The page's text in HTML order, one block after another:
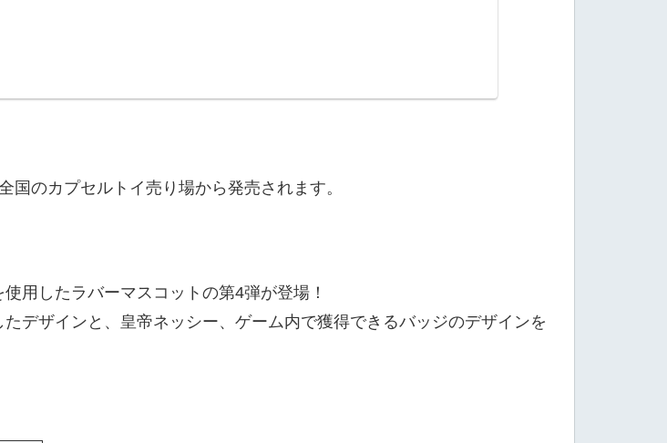
国のカプセルトイ売り場から発売されます。
用したラバーマスコットの第4弾が登場！
デザインと、皇帝ネッシー、ゲーム内で獲得できるバッジのデザインを